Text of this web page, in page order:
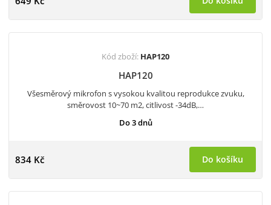
Kód zboží: HAP120
HAP120
Všesměrový mikrofon s vysokou kvalitou reprodukce zvuku,
směrovost 10~70 m2, citlivost -34dB,…
Do 3 dnů
834 Kč Do košíku